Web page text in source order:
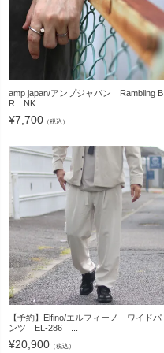
amp japan/アンプジャパン Rambling B
R NK...
¥7,700 （税込）
【予約】Elfino/エルフィーノ ワイドパ
ンツ EL-286 ...
¥20,900 （税込）